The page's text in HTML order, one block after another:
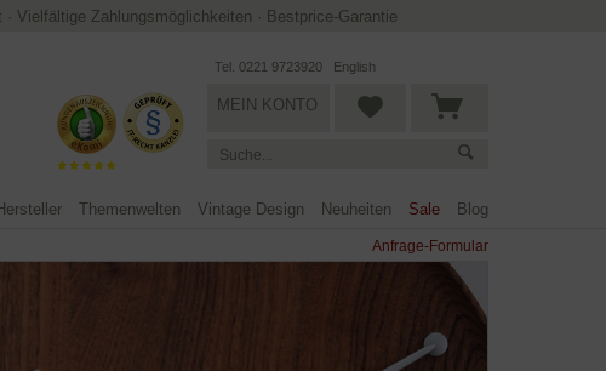
· Vielfältige Zahlungsmöglichkeiten · Bestprice-Garantie
Tel. 0221 9723920 English
MEIN KONTO
Themenwelten Vintage Design Neuheiten Sale Blog
Anfrage-Formular